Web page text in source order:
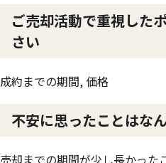
ご売却活動で重視した
さい
成約までの期間, 価格
不安に思ったことはな
売却までの期間が少し長かった